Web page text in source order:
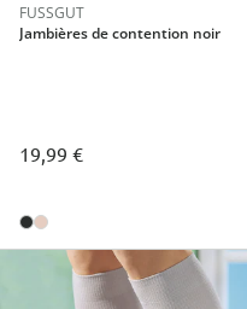
FUSSGUT
Jambières de contention noir
19,99 €